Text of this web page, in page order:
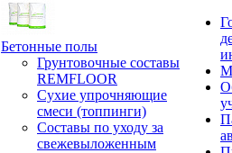
Бетонные полы
Грунтовочные составы
REMFLOOR
Сухие упрочняющие
смеси (топпинги)
Составы по уходу за
свежевыложенным